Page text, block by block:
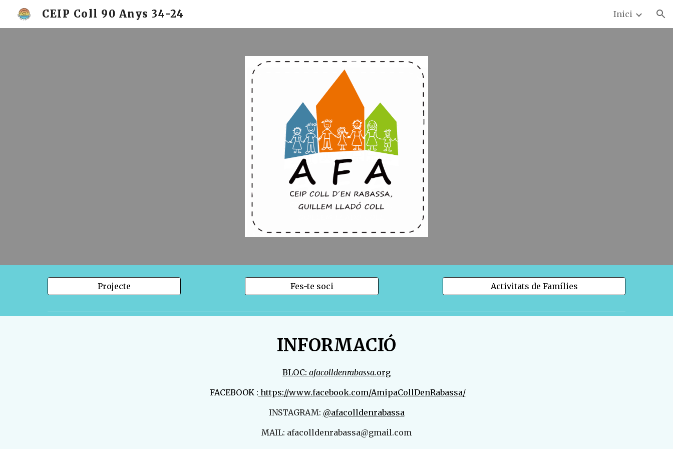
CEIP Coll 90 Anys 34-24 Inici
Projecte Fes-te soci Activitats de Famílies
INFORMACIÓ
BLOC: afacolldenrabassa.org
FACEBOOK : https://www.facebook.com/AmipaCollDenRabassa/
INSTAGRAM: @afacolldenrabassa
MAIL: afacolldenrabassa@gmail.com